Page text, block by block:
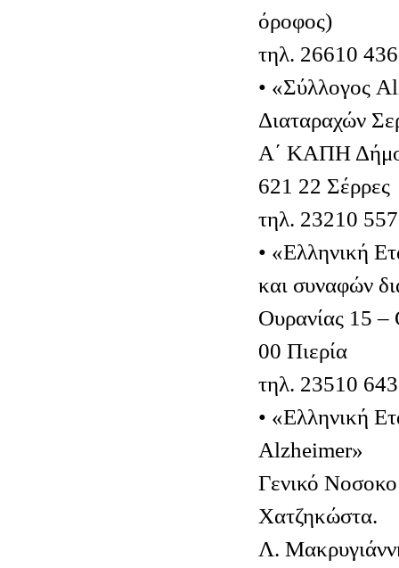
όροφος)
τηλ. 26610
• «Σύλλογος
Διαταραχών
Α΄ ΚΑΠΗ
621 22 Σέρρες
τηλ. 23210
• «Ελληνική
και συναφών
Ουρανίας 15
00 Πιερία
τηλ. 23510
• «Ελληνική
Alzheimer»
Γενικό
Χατζηκώστα.
Λ.